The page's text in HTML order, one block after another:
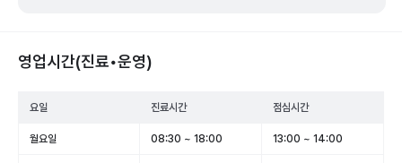
영업시간(진료•운영)
요일 진료시간 점심시간
월요일 08:30 ~ 18:00 13:00 ~ 14:00